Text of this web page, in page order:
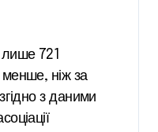
721
менше, ніж за
з даними